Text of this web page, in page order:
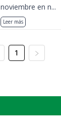
noviembre en n...
Leer más
1